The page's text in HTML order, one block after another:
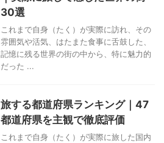
30選
これまで自身（たく）が実際に訪れ、その
雰囲気や活気、はたまた食事に舌鼓した、
記憶に残る世界の街の中から、特に魅力的
だった ...
旅する都道府県ランキング｜47
都道府県を主観で徹底評価
これまで自身（たく）が実際に旅した国内